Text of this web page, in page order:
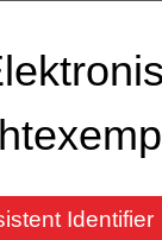
Identifier